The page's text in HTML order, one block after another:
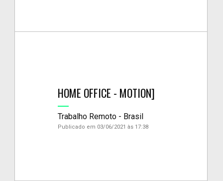
HOME OFFICE - MOTION]
Trabalho Remoto - Brasil
Publicado em 03/06/2021 às 17:38